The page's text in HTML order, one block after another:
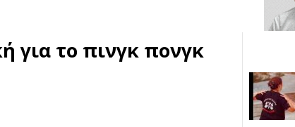
για το πινγκ πονγκ